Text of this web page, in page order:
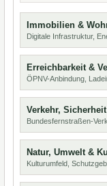
Immobilien &
Digitale Infrastruktur,
Erreichbarkeit &
ÖPNV-Anbindung,
Verkehr,
Bundesfernstraßen-
Natur, Umwelt &
Kulturumfeld,